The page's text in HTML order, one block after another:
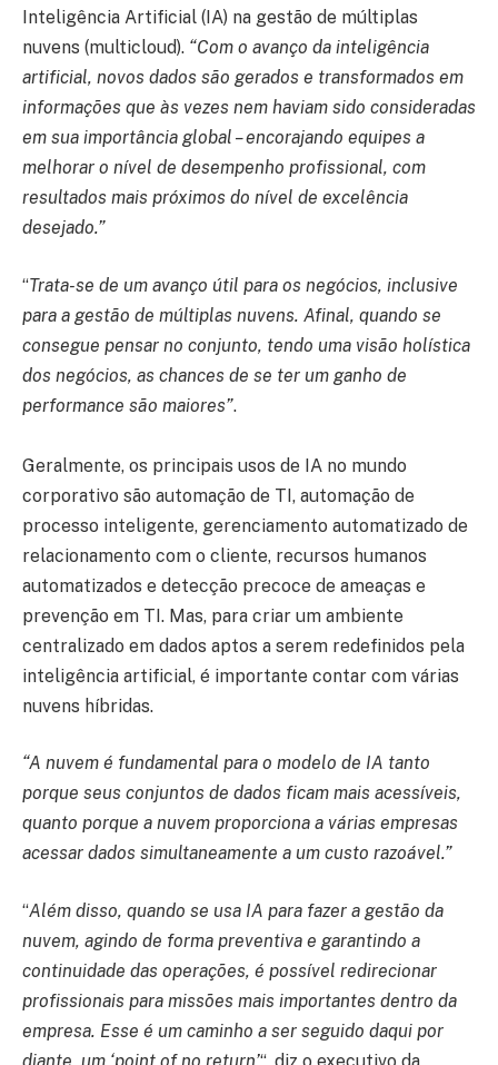
Inteligência Artificial (IA) na gestão de múltiplas
nuvens (multicloud). “Com o avanço da inteligência
artificial, novos dados são gerados e transformados em
informações que às vezes nem haviam sido consideradas
em sua importância global – encorajando equipes a
melhorar o nível de desempenho profissional, com
resultados mais próximos do nível de excelência
desejado.”
“Trata-se de um avanço útil para os negócios, inclusive
para a gestão de múltiplas nuvens. Afinal, quando se
consegue pensar no conjunto, tendo uma visão holística
dos negócios, as chances de se ter um ganho de
performance são maiores”.
Geralmente, os principais usos de IA no mundo
corporativo são automação de TI, automação de
processo inteligente, gerenciamento automatizado de
relacionamento com o cliente, recursos humanos
automatizados e detecção precoce de ameaças e
prevenção em TI. Mas, para criar um ambiente
centralizado em dados aptos a serem redefinidos pela
inteligência artificial, é importante contar com várias
nuvens híbridas.
“A nuvem é fundamental para o modelo de IA tanto
porque seus conjuntos de dados ficam mais acessíveis,
quanto porque a nuvem proporciona a várias empresas
acessar dados simultaneamente a um custo razoável.”
“Além disso, quando se usa IA para fazer a gestão da
nuvem, agindo de forma preventiva e garantindo a
continuidade das operações, é possível redirecionar
profissionais para missões mais importantes dentro da
empresa. Esse é um caminho a ser seguido daqui por